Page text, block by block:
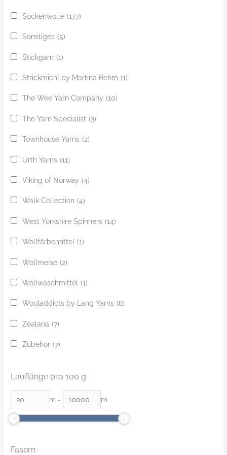
Sockenwolle (177)
Sonstiges (5)
Stickgarn (1)
Strickmich! by Martina Behm (1)
The Wee Yarn Company (10)
The Yarn Specialist (3)
Townhouse Yarns (2)
Urth Yarns (11)
Viking of Norway (4)
Walk Collection (4)
West Yorkshire Spinners (14)
Wollfärbemittel (1)
Wollmeise (2)
Wollwaschmittel (1)
Wooladdicts by Lang Yarns (8)
Zealana (7)
Zubehör (7)
Lauflänge pro 100 g
m - m
Fasern